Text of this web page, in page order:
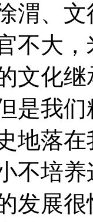
渭、
不大
文化
是我
地落
不培
发展